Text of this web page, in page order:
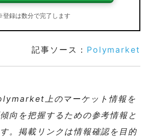
録は数分で完了します
記事ソース： Polymarket
上のマーケット情報を
向を把握するための参考情報と
。掲載リンクは情報確認を目的